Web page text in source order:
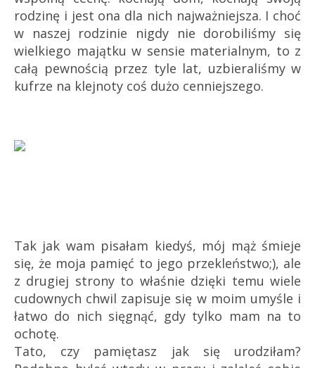
rodzinę i jest ona dla nich najważniejsza. I choć
w naszej rodzinie nigdy nie dorobiliśmy się
wielkiego majątku w sensie materialnym, to z
całą pewnością przez tyle lat, uzbieraliśmy w
kufrze na klejnoty coś dużo cenniejszego.
Tak jak wam pisałam kiedyś, mój mąż śmieje
się, że moja pamięć to jego przekleństwo;), ale
z drugiej strony to właśnie dzięki temu wiele
cudownych chwil zapisuje się w moim umyśle i
łatwo do nich sięgnąć, gdy tylko mam na to
ochotę.
Tato, czy pamiętasz jak się urodziłam?